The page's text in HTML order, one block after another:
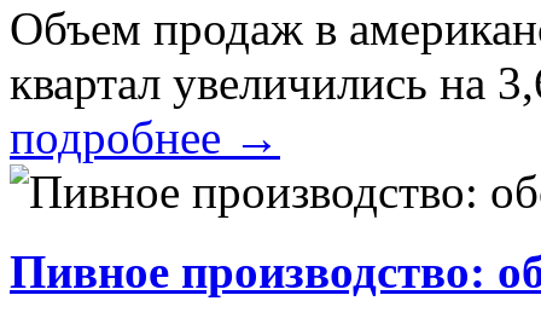
Объем продаж в
квартал увеличились на
подробнее →
Пивное производство: